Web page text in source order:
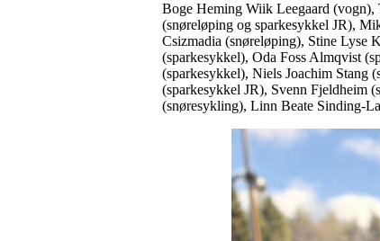
Boge Heming Wiik Leegaard (vogn),
(snøreløping og sparkesykkel JR),
Csizmadia (snøreløping), Stine Lyse
(sparkesykkel), Oda Foss Almqvist
(sparkesykkel), Niels Joachim Stang
(sparkesykkel JR), Svenn Fjeldheim
(snøresykling), Linn Beate Sinding-